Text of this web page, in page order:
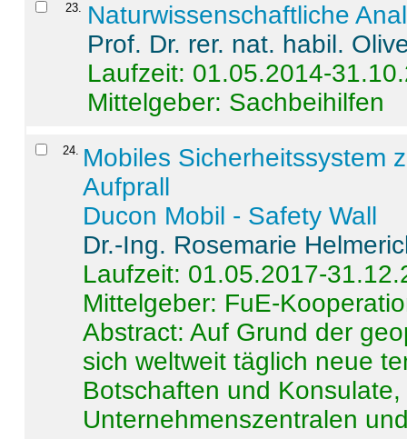
23. Naturwissenschaftliche
Prof. Dr. rer. nat. habil.
Laufzeit: 01.05.2014-
Mittelgeber: Sachbeihilfen
24. Mobiles Sicherheitssystem
Aufprall
Ducon Mobil - Safety Wall
Dr.-Ing. Rosemarie
Laufzeit: 01.05.2017-
Mittelgeber: FuE-
Abstract:Auf Grund der
sich weltweit täglich neue
Botschaften und
Unternehmenszentralen